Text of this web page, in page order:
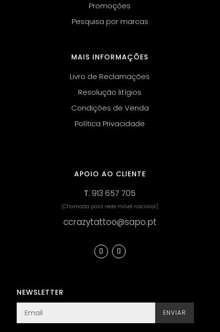
Promoções
Pesquisa por marcas
MAIS INFORMAÇÕES
Livro de Reclamações
Resolução litígios
Condições de Venda
Política Privacidade
APOIO AO CLIENTE
T.913 657 705
(Chamada para rede móvel nacional)
ccrazytattoo@sapo.pt
NEWSLETTER
ENVIAR